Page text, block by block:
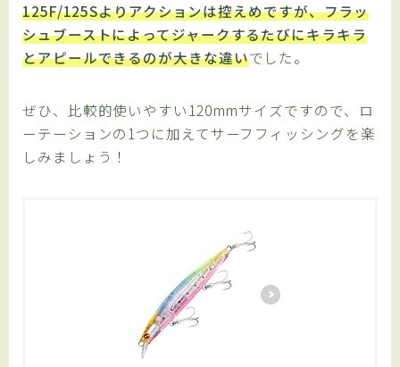
125F/125Sよりアクションは控えめですが、フラッ
シュブーストによってジャークするたびにキラキラ
とアピールできるのが大きな違いでした。
ぜひ、比較的使いやすい120mmサイズですので、ロ
ーテーションの1つに加えてサーフフィッシングを楽
しみましょう！